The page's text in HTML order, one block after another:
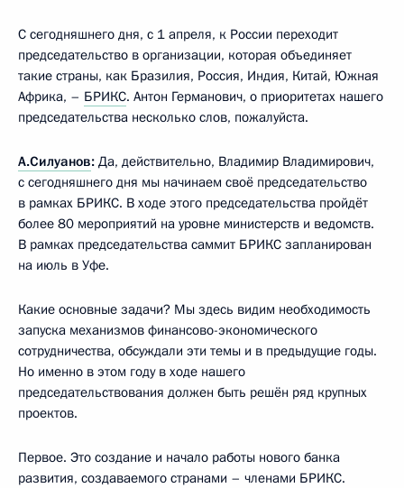
С сегодняшнего дня, с 1 апреля, к России переходит
председательство в организации, которая объединяет
такие страны, как Бразилия, Россия, Индия, Китай, Южная
Африка, – БРИКС. Антон Германович, о приоритетах нашего
председательства несколько слов, пожалуйста.
А.Силуанов: Да, действительно, Владимир Владимирович,
с сегодняшнего дня мы начинаем своё председательство
в рамках БРИКС. В ходе этого председательства пройдёт
более 80 мероприятий на уровне министерств и ведомств.
В рамках председательства саммит БРИКС запланирован
на июль в Уфе.
Какие основные задачи? Мы здесь видим необходимость
запуска механизмов финансово-экономического
сотрудничества, обсуждали эти темы и в предыдущие годы.
Но именно в этом году в ходе нашего
председательствования должен быть решён ряд крупных
проектов.
Первое. Это создание и начало работы нового банка
развития, создаваемого странами – членами БРИКС.